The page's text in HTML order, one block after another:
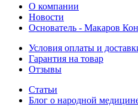
О компании
Новости
Основатель - Макаров
Условия оплаты и
Гарантия на товар
Отзывы
Статьи
Блог о народной